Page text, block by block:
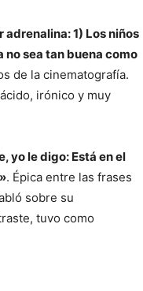
1) Los niños
no sea tan buena como
de la cinematografía.
irónico y muy
yo le digo: Está en el
. Épica entre las frases
sobre su
tuvo como